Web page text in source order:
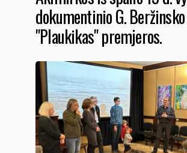
dokumentinio G.
"Plaukikas" premjeros.